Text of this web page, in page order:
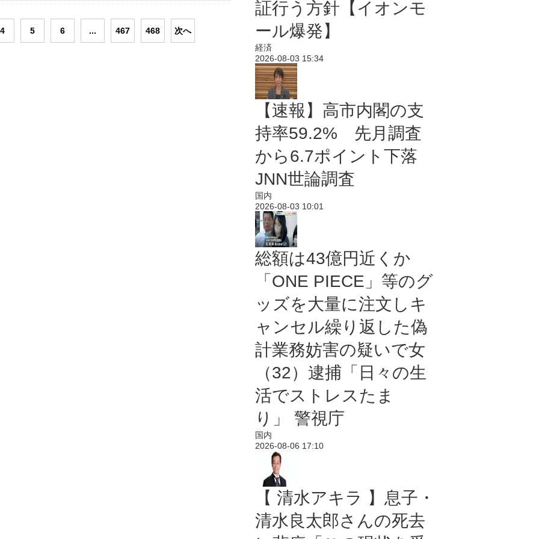
4 5 6 ... 467 468 次へ
証行う方針【イオンモ
ール爆発】
経済
2026-08-03 15:34
【速報】高市内閣の支
持率59.2% 先月調査
から6.7ポイント下落
JNN世論調査
国内
2026-08-03 10:01
総額は43億円近くか
「ONE PIECE」等のグ
ッズを大量に注文しキ
ャンセル繰り返した偽
計業務妨害の疑いで女
（32）逮捕「日々の生
活でストレスたま
り」 警視庁
国内
2026-08-06 17:10
【 清水アキラ 】息子・
清水良太郎さんの死去